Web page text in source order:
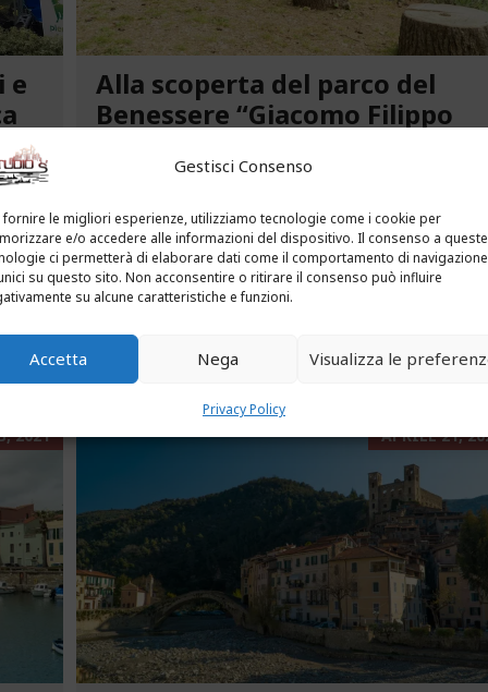
Gestisci Consenso
fornire le migliori esperienze, utilizziamo tecnologie come i cookie per
e/o accedere alle informazioni del dispositivo. Il consenso a queste
ci permetterà di elaborare dati come il comportamento di
su questo sito. Non acconsentire o ritirare il consenso può influire
su alcune caratteristiche e funzioni.
Accetta Nega Visualizza le
Privacy Policy
e
le
Alla scoperta del parco del
Benessere “Giacomo Filippo
paradiso affascina i visitatori. Stiamo parlando
del Parco del Benessere “Giacomo Filippo
Novaro” di Costarainera nella Riviera dei Fiori.
Un tempo parco degli ex ospedali Novaro e...
LEGGI ALTRO...
2021 APRILE 21,